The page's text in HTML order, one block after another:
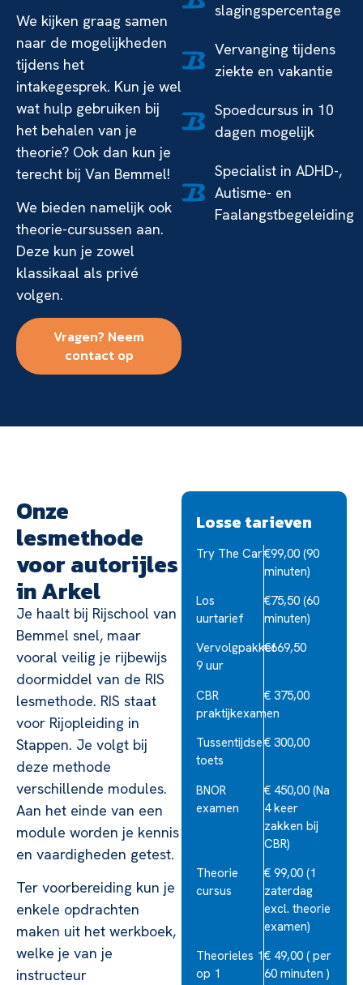
We kijken graag samen
naar de mogelijkheden
tijdens het
intakegesprek. Kun je wel
wat hulp gebruiken bij
het behalen van je
theorie? Ook dan kun je
terecht bij Van Bemmel!
We bieden namelijk ook
theorie-cursussen aan.
Deze kun je zowel
klassikaal als privé
volgen.
Vragen? Neem
contact op
slagingspercentage
Vervanging tijdens
ziekte en vakantie
Spoedcursus in 10
dagen mogelijk
Specialist in ADHD-,
Autisme- en
Faalangstbegeleiding
Onze
lesmethode
voor autorijles
in Arkel
Je haalt bij Rijschool van
Bemmel snel, maar
vooral veilig je rijbewijs
doormiddel van de RIS
lesmethode. RIS staat
voor Rijopleiding in
Stappen. Je volgt bij
deze methode
verschillende modules.
Aan het einde van een
module worden je kennis
en vaardigheden getest.
Ter voorbereiding kun je
enkele opdrachten
maken uit het werkboek,
welke je van je
instructeur
Losse tarieven
Try The Car€99,00 (90
minuten)
Los
uurtarief
€75,50 (60
minuten)
Vervolgpakket
9 uur
€669,50
CBR
praktijkexamen
€ 375,00
Tussentijdse
toets
€ 300,00
BNOR
examen
€ 450,00 (Na
4 keer
zakken bij
CBR)
Theorie
cursus
€ 99,00 (1
zaterdag
excl. theorie
examen)
Theorieles 1
op 1
€ 49,00 ( per
60 minuten )